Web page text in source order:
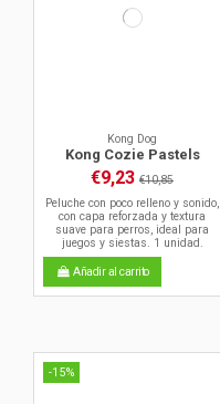
Kong Dog
Kong Cozie Pastels
€9,23 €10,85
Peluche con poco relleno y sonido,
con capa reforzada y textura
suave para perros, ideal para
juegos y siestas. 1 unidad.
Añadir al carrito
-15%